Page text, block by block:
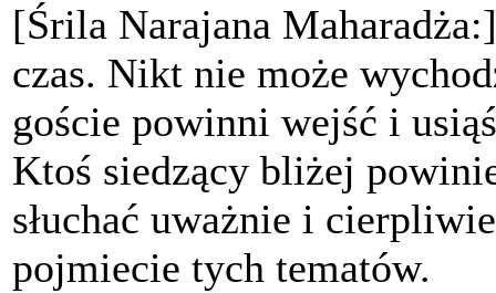
[Śrila Narajana
czas. Nikt nie może
goście powinni wejść i
Ktoś siedzący bliżej
słuchać uważnie i
pojmiecie tych tematów.